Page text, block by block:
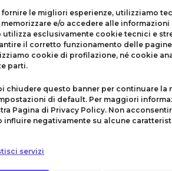
fornire le migliori esperienze, utilizziamo
memorizzare e/o accedere alle
utilizza esclusivamente cookie tecnici e
il corretto funzionamento delle
cookie di profilazione, né cookie
parti.
chiudere questo banner per continuare la
di default. Per maggiori
Pagina di Privacy Policy. Non
influire negativamente su alcune
servizi